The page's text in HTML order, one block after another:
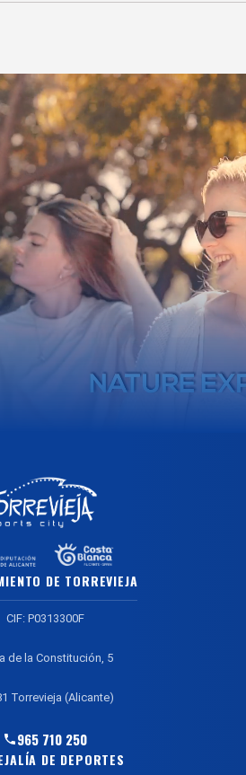
DE TORREVIEJA
CIF: P0313300F
de la Constitución, 5
Torrevieja (Alicante)
965 710 250
DE DEPORTES